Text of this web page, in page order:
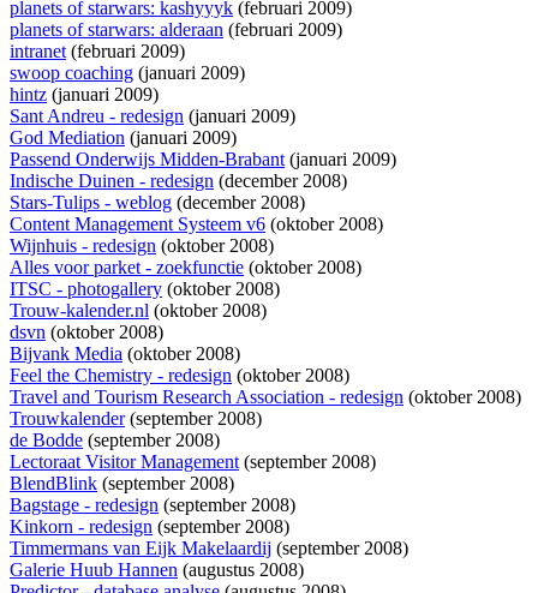
planets of starwars: kashyyyk (februari 2009)
planets of starwars: alderaan (februari 2009)
intranet(februari 2009)
swoop coaching (januari 2009)
hintz (januari 2009)
Sant Andreu - redesign (januari 2009)
God Mediation (januari 2009)
Passend Onderwijs Midden-Brabant(januari 2009)
Indische Duinen - redesign (december 2008)
Stars-Tulips - weblog (december 2008)
Content Management Systeem v6 (oktober 2008)
Wijnhuis - redesign (oktober 2008)
Alles voor parket - zoekfunctie (oktober 2008)
ITSC - photogallery (oktober 2008)
Trouw-kalender.nl (oktober 2008)
dsvn (oktober 2008)
Bijvank Media (oktober 2008)
Feel the Chemistry - redesign (oktober 2008)
Travel and Tourism Research Association - redesign (oktober 2008)
Trouwkalender(september 2008)
de Bodde (september 2008)
Lectoraat Visitor Management(september 2008)
BlendBlink (september 2008)
Bagstage - redesign (september 2008)
Kinkorn - redesign (september 2008)
Timmermans van Eijk Makelaardij (september 2008)
Galerie Huub Hannen (augustus 2008)